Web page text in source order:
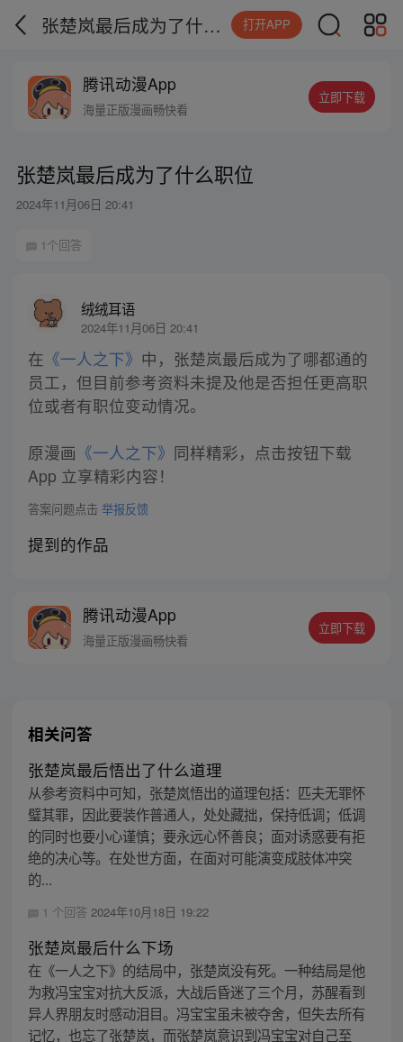
张楚岚最后成为了什么职位 打开APP
腾讯动漫App
海量正版漫画畅快看
立即下载
张楚岚最后成为了什么职位
2024年11月06日 20:41
1个回答
绒绒耳语
2024年11月06日 20:41
在 《一人之下》 中，张楚岚最后成为了哪都通的
员工，但目前参考资料未提及他是否担任更高职
位或者有职位变动情况。
原漫画 《一人之下》 同样精彩，点击按钮下载
App 立享精彩内容！
答案问题点击 举报反馈
提到的作品
腾讯动漫App
海量正版漫画畅快看
立即下载
相关问答
张楚岚最后悟出了什么道理
从参考资料中可知，张楚岚悟出的道理包括：匹夫无罪怀
璧其罪，因此要装作普通人，处处藏拙，保持低调；低调
的同时也要小心谨慎；要永远心怀善良；面对诱惑要有拒
绝的决心等。在处世方面，在面对可能演变成肢体冲突
的...
1 个回答 2024年10月18日 19:22
张楚岚最后什么下场
在《一人之下》的结局中，张楚岚没有死。一种结局是他
为救冯宝宝对抗大反派，大战后昏迷了三个月，苏醒看到
异人界朋友时感动泪目。冯宝宝虽未被夺舍，但失去所有
记忆，也忘了张楚岚，而张楚岚意识到冯宝宝对自己至